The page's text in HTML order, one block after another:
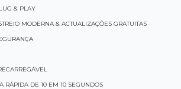
& PLAY
MODERNA & ACTUALIZAÇÕES GRATUITAS
RÁPIDA DE 10 EM 10 SEGUNDOS